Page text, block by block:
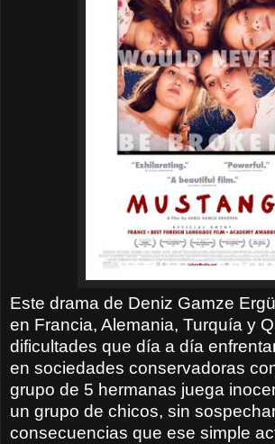
Este drama de Deniz Gamze
en Francia, Alemania, Turquía y
dificultades que día a día
en sociedades conservadoras
grupo de 5 hermanas juega
un grupo de chicos, sin
consecuencias que ese simple